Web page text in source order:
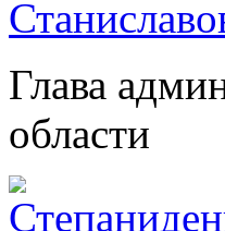
Глава
области